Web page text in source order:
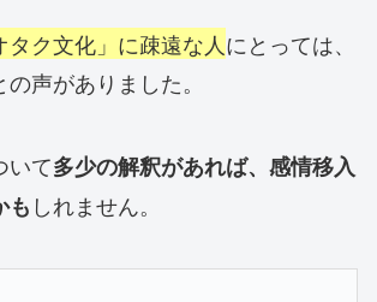
タク文化」に疎遠な人にとっては、
の声がありました。
いて多少の解釈があれば、感情移入
も しれません。